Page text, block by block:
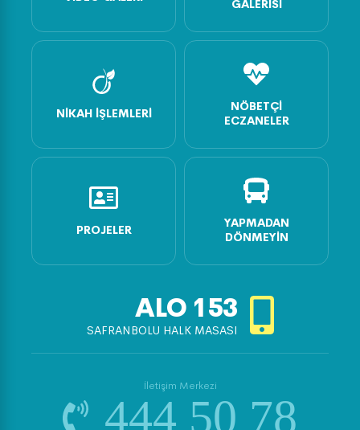
GALERISI
NIKAH İŞLEMLERI
NÖBETÇI
ECZANELER
PROJELER
YAPMADAN
DÖNMEYIN
ALO 153
SAFRANBOLU HALK MASASI
İletişim Merkezi
444 50 78